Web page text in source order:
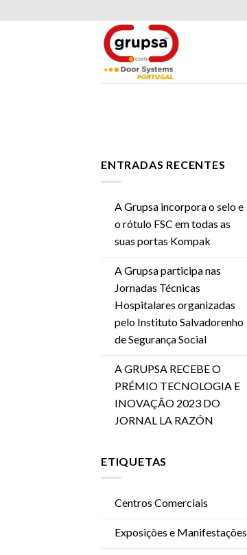
to
ENTRADAS RECENTES
A Grupsa incorpora o selo e
o rótulo FSC em todas as
suas portas Kompak
A Grupsa participa nas
Jornadas Técnicas
Hospitalares organizadas
pelo Instituto Salvadorenho
de Segurança Social
A GRUPSA RECEBE O
PRÉMIO TECNOLOGIA E
INOVAÇÃO 2023 DO
JORNAL LA RAZÓN
ETIQUETAS
Centros Comerciais
Exposições e Manifestações